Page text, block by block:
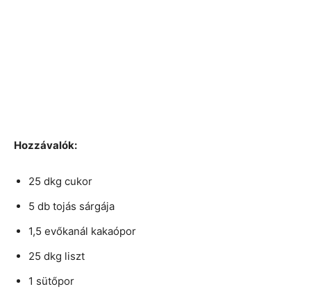
Hozzávalók:
25 dkg cukor
5 db tojás sárgája
1,5 evőkanál kakaópor
25 dkg liszt
1 sütőpor